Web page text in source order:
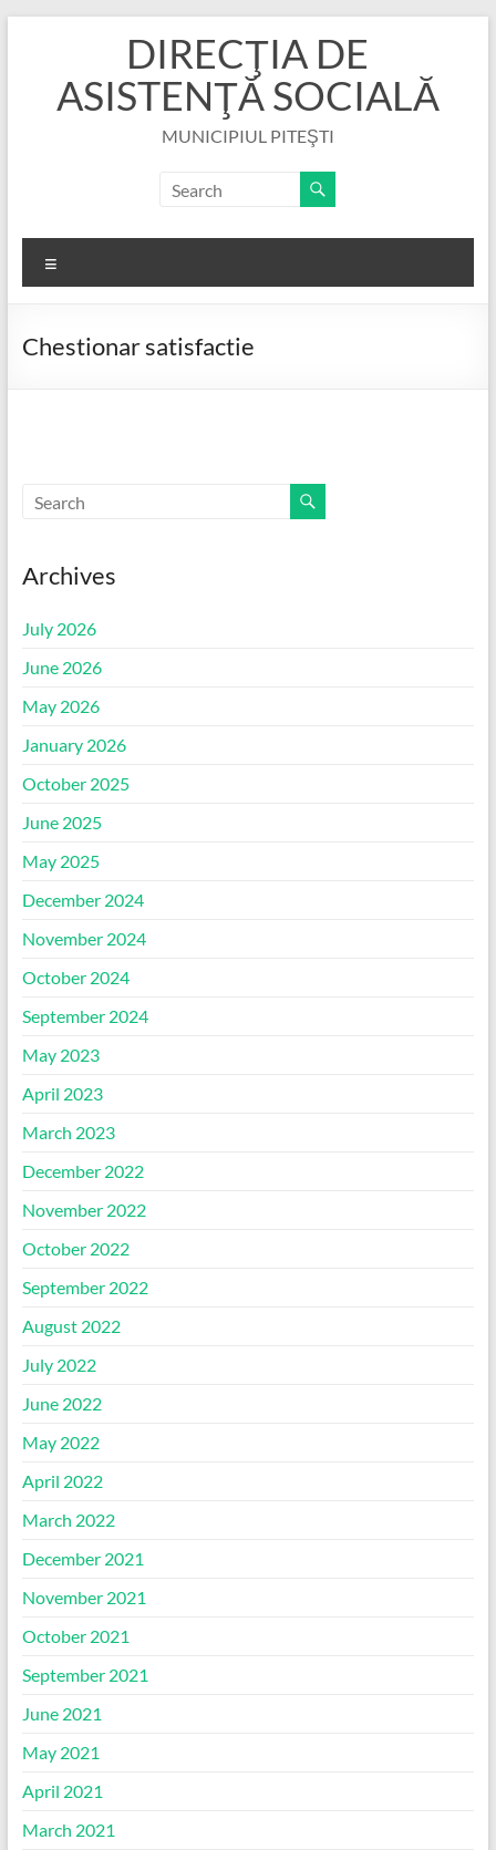
DIRECŢIA DE
ASISTENŢĂ SOCIALĂ
MUNICIPIUL PITEŞTI
Chestionar satisfactie
Archives
July 2026
June 2026
May 2026
January 2026
October 2025
June 2025
May 2025
December 2024
November 2024
October 2024
September 2024
May 2023
April 2023
March 2023
December 2022
November 2022
October 2022
September 2022
August 2022
July 2022
June 2022
May 2022
April 2022
March 2022
December 2021
November 2021
October 2021
September 2021
June 2021
May 2021
April 2021
March 2021